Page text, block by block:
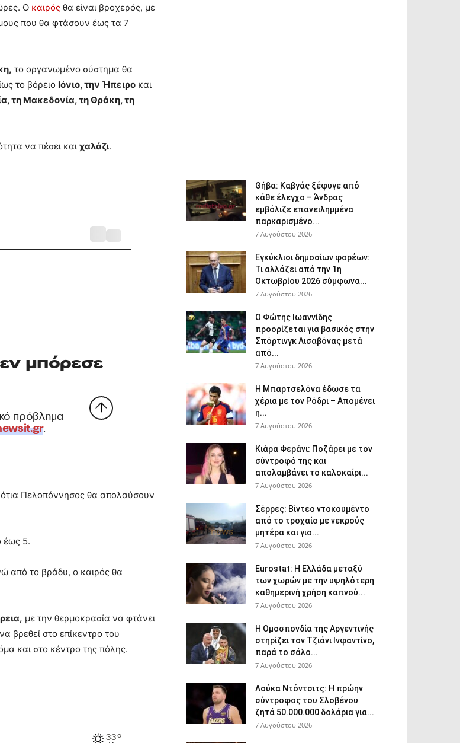
Ο καιρός θα είναι βροχερός, με
που θα φτάσουν έως τα 7
το οργανωμένο σύστημα θα
το βόρειο Ιόνιο, την Ήπειρο και
τη Μακεδονία, τη Θράκη, τη
να πέσει και χαλάζι.
Πελοπόννησος θα απολαύσουν
έως 5.
από το βράδυ, ο καιρός θα
με την θερμοκρασία να φτάνει
βρεθεί στο επίκεντρο του
και στο κέντρο της πόλης.
Θήβα: Καβγάς ξέφυγε από
κάθε έλεγχο – Άνδρας
εμβόλιζε επανειλημμένα
παρκαρισμένο...
7 Αυγούστου 2026
Εγκύκλιοι δημοσίων φορέων:
Τι αλλάζει από την 1η
Οκτωβρίου 2026 σύμφωνα...
7 Αυγούστου 2026
Ο Φώτης Ιωαννίδης
προορίζεται για βασικός στην
Σπόρτινγκ Λισαβόνας μετά
από...
7 Αυγούστου 2026
Η Μπαρτσελόνα έδωσε τα
χέρια με τον Ρόδρι – Απομένει
η...
7 Αυγούστου 2026
Κιάρα Φεράνι: Ποζάρει με τον
σύντροφό της και
απολαμβάνει το καλοκαίρι...
7 Αυγούστου 2026
Σέρρες: Βίντεο ντοκουμέντο
από το τροχαίο με νεκρούς
μητέρα και γιο...
7 Αυγούστου 2026
Eurostat: Η Ελλάδα μεταξύ
των χωρών με την υψηλότερη
καθημερινή χρήση καπνού...
7 Αυγούστου 2026
Η Ομοσπονδία της Αργεντινής
στηρίζει τον Τζιάνι Ινφαντίνο,
παρά το σάλο...
7 Αυγούστου 2026
Λούκα Ντόντσιτς: Η πρώην
σύντροφος του Σλοβένου
ζητά 50.000.000 δολάρια για...
7 Αυγούστου 2026